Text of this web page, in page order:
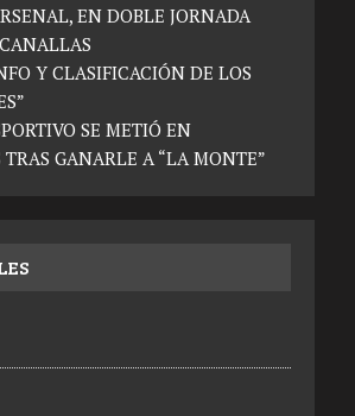
EN DOBLE JORNADA
Y CLASIFICACIÓN DE LOS
SE METIÓ EN
GANARLE A “LA MONTE”